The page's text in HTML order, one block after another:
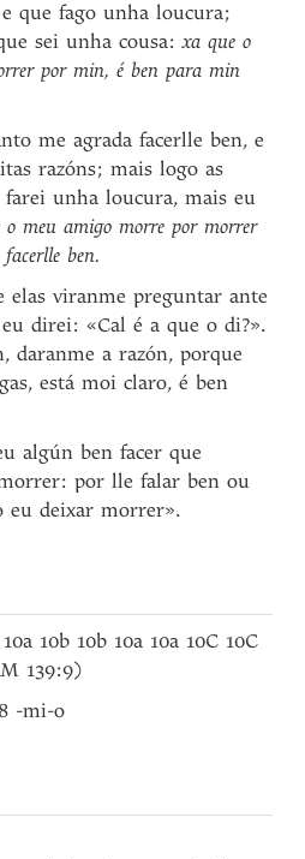
que fago unha loucura;
sei unha cousa:xa que o
por min, é ben para min
me agrada facerlle ben, e
razóns; mais logo as
unha loucura, mais eu
o meu amigo morre por morrer
ben.
elas viranme preguntar ante
direi: «Cal é a que o di?».
daranme a razón, porque
está moi claro, é ben
algún ben facer que
por lle falar ben ou
eu deixar morrer».
10b 10b 10a 10a 10C 10C
139:9)
-mi-o